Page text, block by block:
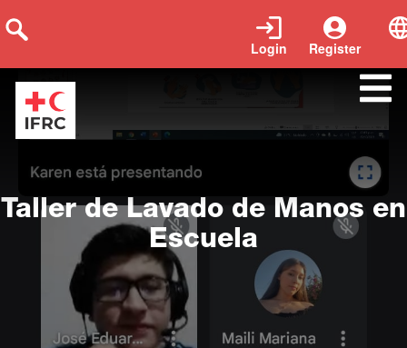
Register
Login
Taller de Lavado de Manos en
Escuela